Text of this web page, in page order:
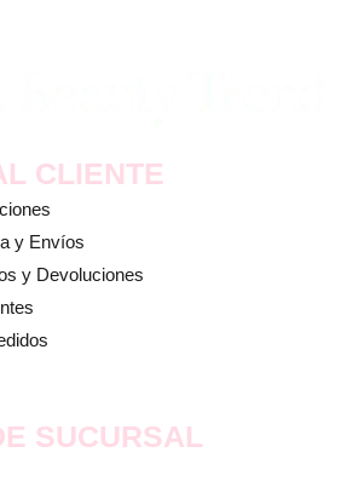
CLIENTE
y Envíos
y Devoluciones
SUCURSAL